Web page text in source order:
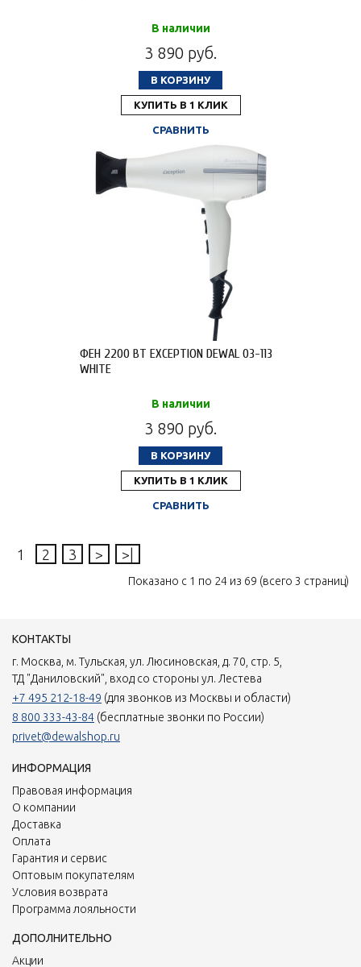
В наличии
3 890 руб.
В КОРЗИНУ
КУПИТЬ В 1 КЛИК
СРАВНИТЬ
ФЕН 2200 ВТ EXCEPTION DEWAL 03-113
WHITE
В наличии
3 890 руб.
В КОРЗИНУ
КУПИТЬ В 1 КЛИК
СРАВНИТЬ
1 2 3 > >|
Показано с 1 по 24 из 69 (всего 3 страниц)
КОНТАКТЫ
г. Москва, м. Тульская, ул. Люсиновская, д. 70, стр. 5,
ТД "Даниловский", вход со стороны ул. Лестева
+7 495 212-18-49 (для звонков из Москвы и области)
8 800 333-43-84 (бесплатные звонки по России)
privet@dewalshop.ru
ИНФОРМАЦИЯ
Правовая информация
О компании
Доставка
Оплата
Гарантия и сервис
Оптовым покупателям
Условия возврата
Программа лояльности
ДОПОЛНИТЕЛЬНО
Акции